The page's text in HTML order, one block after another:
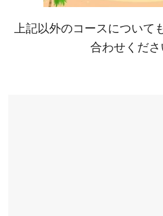
上記以外のコースについて
合わせくださ